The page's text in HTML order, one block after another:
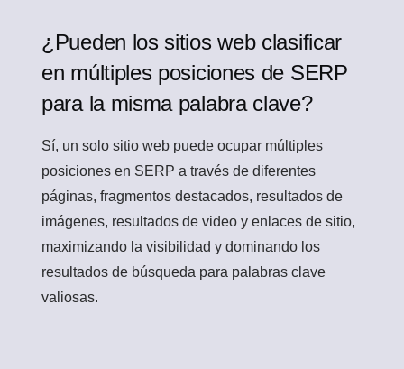
¿Pueden los sitios web clasificar
en múltiples posiciones de SERP
para la misma palabra clave?
Sí, un solo sitio web puede ocupar múltiples
posiciones en SERP a través de diferentes
páginas, fragmentos destacados, resultados de
imágenes, resultados de video y enlaces de sitio,
maximizando la visibilidad y dominando los
resultados de búsqueda para palabras clave
valiosas.